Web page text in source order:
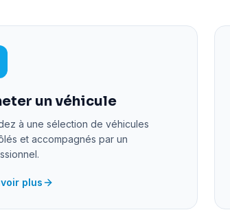
un véhicule
à une sélection de véhicules
et accompagnés par un
plus